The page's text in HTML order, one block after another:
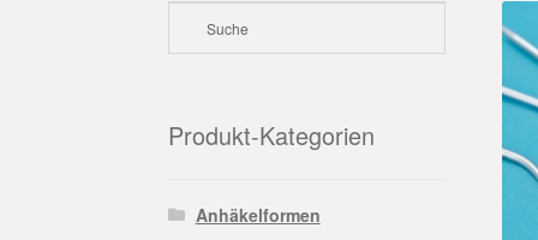
Produkt-Kategorien
Anhäkelformen